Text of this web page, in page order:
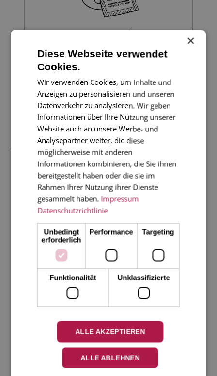
Aufkleber
Leporellos
×
Diese Webseite verwendet
Cookies.
Wir verwenden Cookies, um Inhalte und
Anzeigen zu personalisieren und unseren
Datenverkehr zu analysieren. Wir geben
Informationen über Ihre Nutzung unserer
Website auch an unsere Werbe- und
Analysepartner weiter, die diese
möglicherweise mit anderen
Informationen kombinieren, die Sie ihnen
bereitgestellt haben oder die sie im
Rahmen Ihrer Nutzung ihrer Dienste
gesammelt haben. Impressum
Datenschutzrichtlinie
Unbedingt
erforderlich
Performance Targeting
Funktionalität Unklassifizierte
ALLE AKZEPTIEREN
ALLE ABLEHNEN